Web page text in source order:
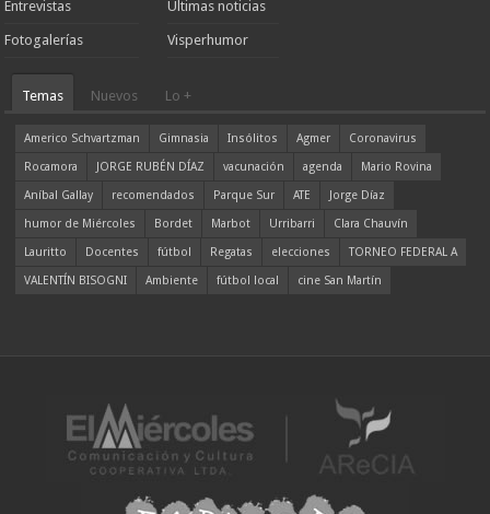
Entrevistas
Fotogalerías
Ultimas noticias
Visperhumor
Temas Nuevos Lo +
Americo Schvartzman Gimnasia Insólitos Agmer
Coronavirus
Rocamora
JORGE RUBÉN DÍAZ vacunación agenda
Mario Rovina
Aníbal Gallay
recomendados Parque Sur ATE
Jorge Díaz
humor de Miércoles
Bordet Marbot Urribarri
Clara Chauvín
Lauritto
Docentes fútbol Regatas elecciones
TORNEO FEDERAL A
VALENTÍN BISOGNI
Ambiente fútbol local cine San Martín